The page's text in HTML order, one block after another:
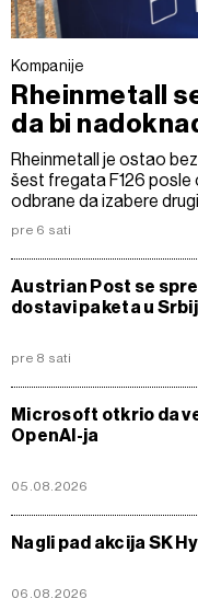
Kompanije
Rheinmetall
da bi
Rheinmetall je ostao
šest fregata F126
odbrane da izabere
pre 6 sati
Austrian Post se
dostavi paketa u
pre 8 sati
Microsoft otkrio da
OpenAI-ja
05.08.2026
Nagli pad akcija SK
06.08.2026